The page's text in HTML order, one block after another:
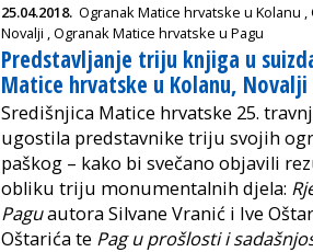
25.04.2018. Ogranak Matice hrvatske u Kolanu ,
Novalji ,Ogranak Matice hrvatske u Pagu
Predstavljanje triju knjiga u
Matice hrvatske u Kolanu, Novalji
Središnjica Matice hrvatske 25.
ugostila predstavnike triju svojih
paškog – kako bi svečano objavili
obliku triju monumentalnih djela:
Paguautora Silvane Vranić i Ive
Oštarića te Pag u prošlosti i